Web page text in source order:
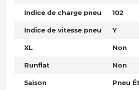
Indice de charge pneu 102
Indice de vitesse pneu Y
XL Non
Runflat Non
Saison Pneu